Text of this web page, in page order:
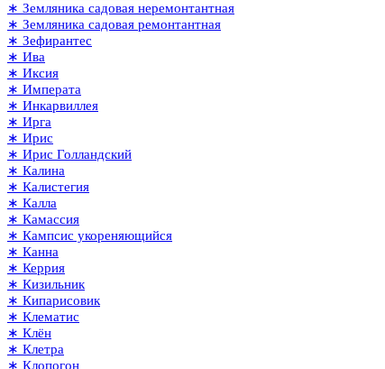
∗ Земляника садовая неремонтантная
∗ Земляника садовая ремонтантная
∗ Зефирантес
∗ Ива
∗ Иксия
∗ Императа
∗ Инкарвиллея
∗ Ирга
∗ Ирис
∗ Ирис Голландский
∗ Калина
∗ Калистегия
∗ Калла
∗ Камассия
∗ Кампсис укореняющийся
∗ Канна
∗ Керрия
∗ Кизильник
∗ Кипарисовик
∗ Клематис
∗ Клён
∗ Клетра
∗ Клопогон